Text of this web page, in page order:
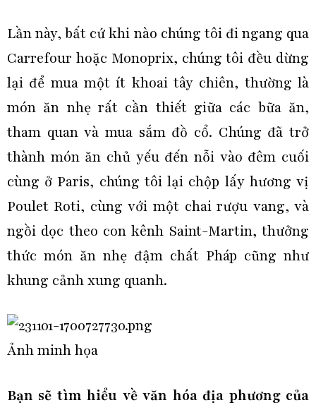
Lần này, bất cứ khi nào chúng tôi đi ngang qua
Carrefour hoặc Monoprix, chúng tôi đều dừng
lại để mua một ít khoai tây chiên, thường là
món ăn nhẹ rất cần thiết giữa các bữa ăn,
tham quan và mua sắm đồ cổ. Chúng đã trở
thành món ăn chủ yếu đến nỗi vào đêm cuối
cùng ở Paris, chúng tôi lại chộp lấy hương vị
Poulet Roti, cùng với một chai rượu vang, và
ngồi dọc theo con kênh Saint-Martin, thưởng
thức món ăn nhẹ đậm chất Pháp cũng như
khung cảnh xung quanh.
Ảnh minh họa
Bạn sẽ tìm hiểu về văn hóa địa phương của